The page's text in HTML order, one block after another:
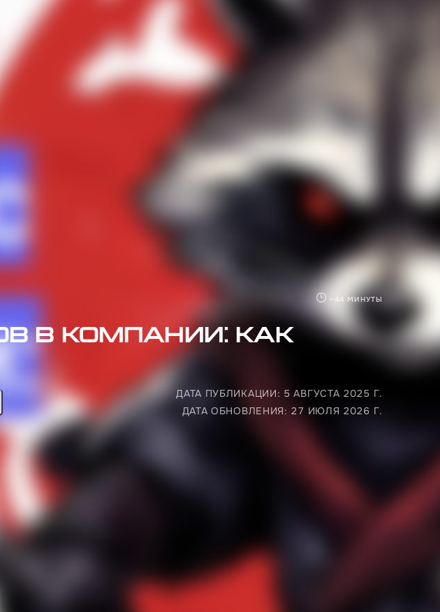
~44 МИНУТЫ
в компании: как
ДАТА ПУБЛИКАЦИИ: 5 АВГУСТА 2025 Г.
ДАТА ОБНОВЛЕНИЯ: 27 ИЮЛЯ 2026 Г.